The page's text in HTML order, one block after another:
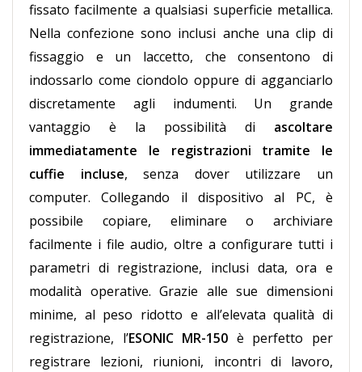
fissato facilmente a qualsiasi superficie metallica.
Nella confezione sono inclusi anche una clip di
fissaggio e un laccetto, che consentono di
indossarlo come ciondolo oppure di agganciarlo
discretamente agli indumenti. Un grande
vantaggio è la possibilità di ascoltare
immediatamente le registrazioni tramite le
cuffie incluse, senza dover utilizzare un
computer. Collegando il dispositivo al PC, è
possibile copiare, eliminare o archiviare
facilmente i file audio, oltre a configurare tutti i
parametri di registrazione, inclusi data, ora e
modalità operative. Grazie alle sue dimensioni
minime, al peso ridotto e all’elevata qualità di
registrazione, l’ESONIC MR-150 è perfetto per
registrare lezioni, riunioni, incontri di lavoro,